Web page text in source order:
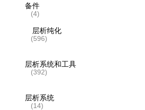
备件
(4)
层析纯化
(596)
层析系统和工具
(392)
层析系统
(14)